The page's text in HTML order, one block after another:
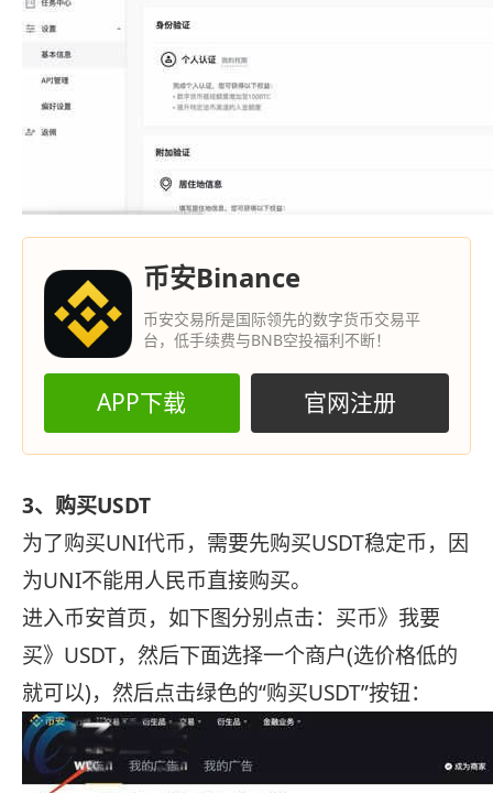
币安Binance
币安交易所是国际领先的数字货币交易平
台，低手续费与BNB空投福利不断！
APP下载 官网注册
3、购买USDT
为了购买UNI代币，需要先购买USDT稳定币，因
为UNI不能用人民币直接购买。
进入币安首页，如下图分别点击：买币》我要
买》USDT，然后下面选择一个商户(选价格低的
就可以)，然后点击绿色的“购买USDT”按钮：